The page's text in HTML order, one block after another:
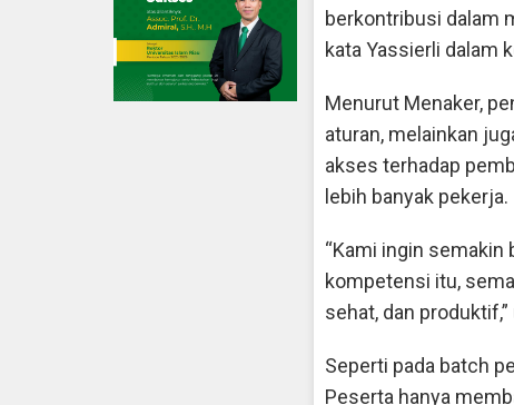
berkontribusi dalam
kata Yassierli dalam
Menurut Menaker,
aturan, melainkan
akses terhadap
lebih banyak pekerja.
“Kami ingin
kompetensi itu,
sehat, dan produktif,”
Seperti pada batch
Peserta hanya